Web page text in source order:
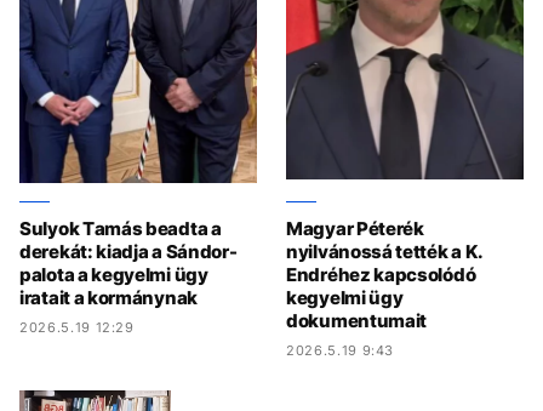
Sulyok Tamás beadta a
derekát: kiadja a Sándor-
palota a kegyelmi ügy
iratait a kormánynak
2026.5.19 12:29
Magyar Péterék
nyilvánossá tették a K.
Endréhez kapcsolódó
kegyelmi ügy
dokumentumait
2026.5.19 9:43